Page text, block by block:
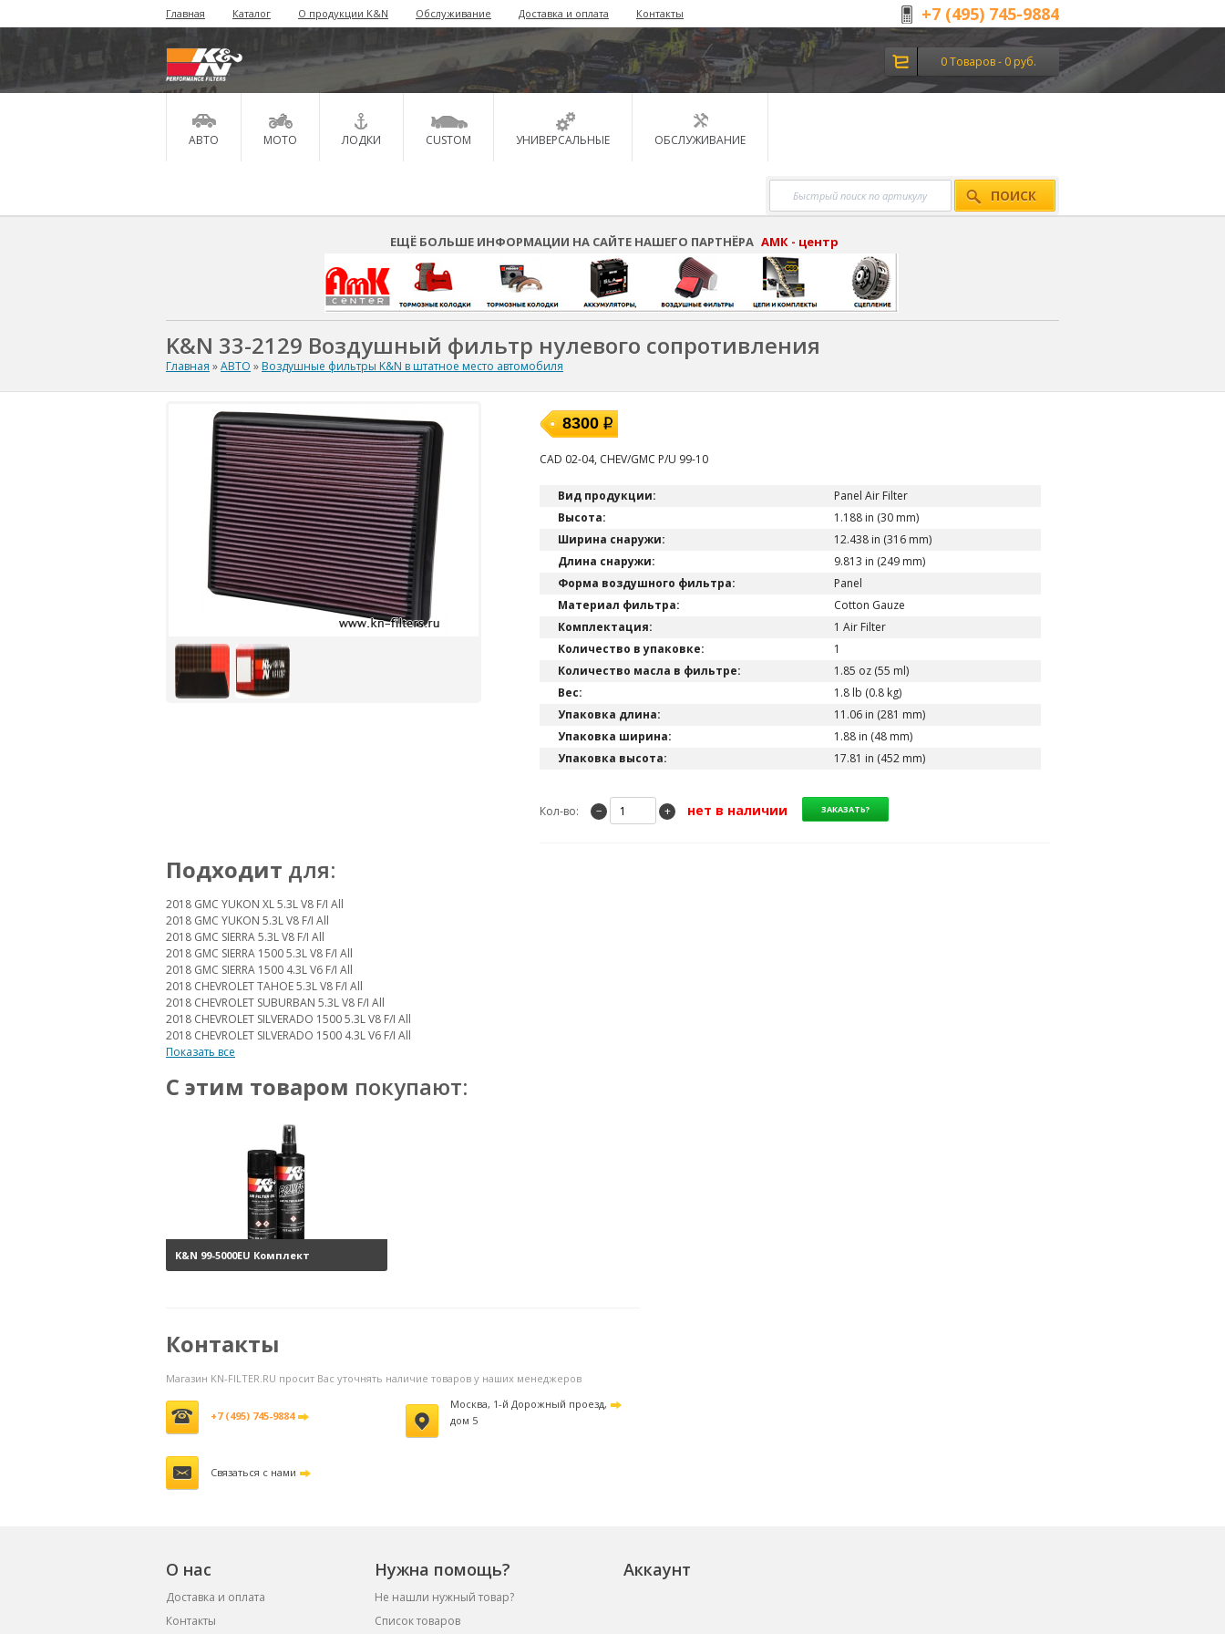
Главная Каталог О продукции K&N Обслуживание Доставка и оплата Контакты +7 (495) 745-9884
0 Товаров - 0 руб.
АВТО МОТО ЛОДКИ CUSTOM УНИВЕРСАЛЬНЫЕ ОБСЛУЖИВАНИЕ
ПОИСК
ЕЩЁ БОЛЬШЕ ИНФОРМАЦИИ НА САЙТЕ НАШЕГО ПАРТНЁРА АМК - центр
K&N 33-2129 Воздушный фильтр нулевого сопротивления
Главная »АВТО » Воздушные фильтры K&N в штатное место автомобиля
8300
CAD 02-04, CHEV/GMC P/U 99-10
Вид продукции:
Panel Air Filter
Высота:
1.188 in (30 mm)
Ширина снаружи:
12.438 in (316 mm)
Длина снаружи:
9.813 in (249 mm)
Форма воздушного фильтра:
Panel
Материал фильтра:
Cotton Gauze
Комплектация:
1 Air Filter
Количество в упаковке:
1
Количество масла в фильтре:
1.85 oz (55 ml)
Вес:
1.8 lb (0.8 kg)
Упаковка длина:
11.06 in (281 mm)
Упаковка ширина:
1.88 in (48 mm)
Упаковка высота:
17.81 in (452 mm)
Кол-во: − + нет в наличии
Подходит для:
2018 GMC YUKON XL 5.3L V8 F/I All
2018 GMC YUKON 5.3L V8 F/I All
2018 GMC SIERRA 5.3L V8 F/I All
2018 GMC SIERRA 1500 5.3L V8 F/I All
2018 GMC SIERRA 1500 4.3L V6 F/I All
2018 CHEVROLET TAHOE 5.3L V8 F/I All
2018 CHEVROLET SUBURBAN 5.3L V8 F/I All
2018 CHEVROLET SILVERADO 1500 5.3L V8 F/I All
2018 CHEVROLET SILVERADO 1500 4.3L V6 F/I All
Показать все
С этим товаром покупают:
K&N 99-5000EU Комплект
Контакты
Магазин KN-FILTER.RU просит Вас уточнять наличие товаров у наших менеджеров
+7 (495) 745-9884
Москва, 1-й Дорожный проезд,
дом 5
Связаться с нами
О нас Нужна помощь? Аккаунт
Доставка и оплата
Не нашли нужный товар?
Контакты
Список товаров